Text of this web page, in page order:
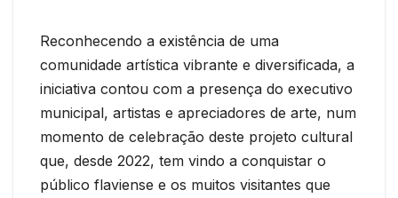
Reconhecendo a existência de uma
comunidade artística vibrante e diversificada, a
iniciativa contou com a presença do executivo
municipal, artistas e apreciadores de arte, num
momento de celebração deste projeto cultural
que, desde 2022, tem vindo a conquistar o
público flaviense e os muitos visitantes que